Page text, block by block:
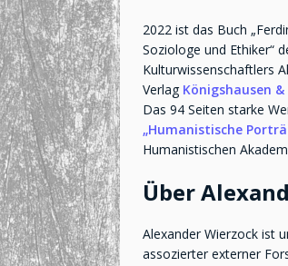
2022 ist das Buch
Soziologe und Ethiker“
Kulturwissenschaftlers
Verlag Königshausen
Das 94 Seiten starke
„Humanistische
Humanistischen
Über
Alexander Wierzock ist
assozierter externer